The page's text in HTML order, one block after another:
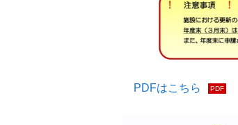
PDFはこちら